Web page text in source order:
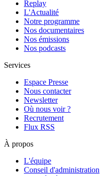
Replay
L'Actualité
Notre programme
Nos documentaires
Nos émissions
Nos podcasts
Services
Espace Presse
Nous contacter
Newsletter
Où nous voir ?
Recrutement
Flux RSS
À propos
L'équipe
Conseil d'administration